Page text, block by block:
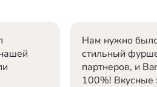
Нам нужно
стильный
партнеров, и
100%! Вкусные